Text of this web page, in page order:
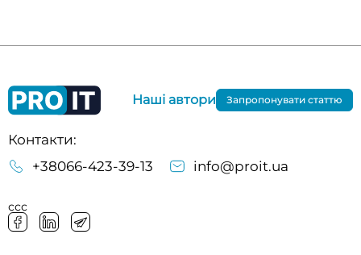
Контакти:
+38066-423-39-13
info@proit.ua
ссс
Наші автори Запропонувати статтю